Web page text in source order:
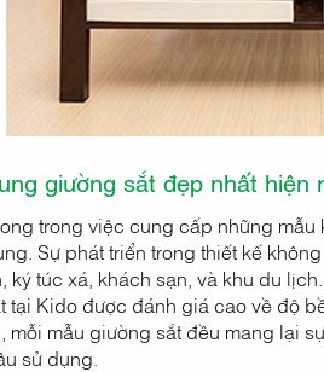
giường sắt đẹp nhất hiện
trong việc cung cấp những mẫu
Sự phát triển trong thiết kế
túc xá, khách sạn, và khu du
tại Kido được đánh giá cao về độ
mẫu giường sắt đều mang lại
sử dụng.